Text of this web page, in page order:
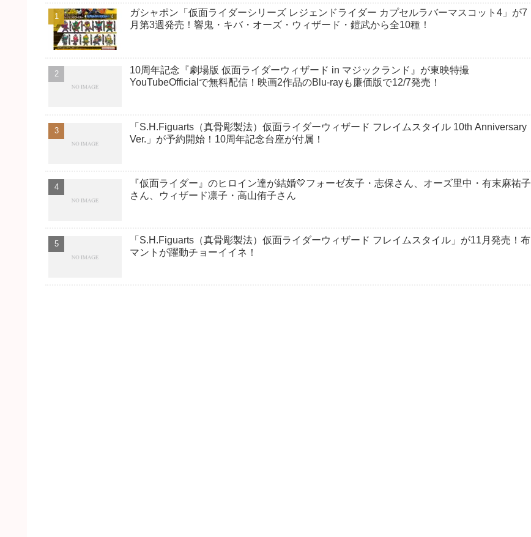
ガシャポン「仮面ライダーシリーズ レジェンドライダー カプセルラバーマスコット4」が7
月第3週発売！響鬼・キバ・オーズ・ウィザード・鎧武から全10種！
10周年記念『劇場版 仮面ライダーウィザード in マジックランド』が東映特撮
YouTubeOfficialで無料配信！映画2作品のBlu-rayも廉価版で12/7発売！
「S.H.Figuarts（真骨彫製法）仮面ライダーウィザード フレイムスタイル 10th Anniversary
Ver.」が予約開始！10周年記念台座が付属！
『仮面ライダー』のヒロイン達が結婚💛フォーゼ友子・志保さん、オーズ里中・有末麻祐子
さん、ウィザード凛子・高山侑子さん
「S.H.Figuarts（真骨彫製法）仮面ライダーウィザード フレイムスタイル」が11月発売！布
マントが躍動チョーイイネ！